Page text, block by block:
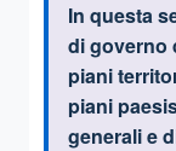
In questa
di governo
piani
piani
generali e